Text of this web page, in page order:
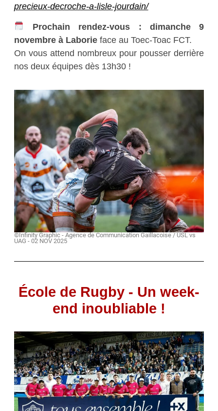
precieux-decroche-a-lisle-jourdain/
Prochain rendez-vous : dimanche 9
novembre à Laborieface au Toec-Toac FCT.
On vous attend nombreux pour pousser derrière
nos deux équipes dès 13h30 !
©Infinity Graphic - Agence de Communication Gaillacoise / USL vs
UAG - 02 NOV 2025
École de Rugby - Un week-
end inoubliable !